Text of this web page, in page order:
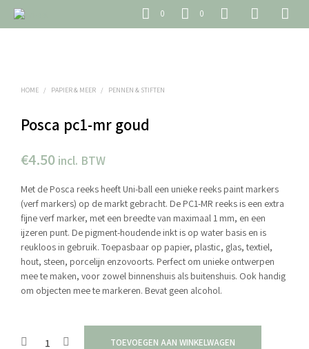
0 0
HOME / PAPIER & MEER / PENNEN & STIFTEN
Posca pc1-mr goud
€4.50 incl. BTW
Met de Posca reeks heeft Uni-ball een unieke reeks paint markers
(verf markers) op de markt gebracht. De PC1-MR reeks is een extra
fijne verf marker, met een breedte van maximaal 1 mm, en een
ijzeren punt. De pigment-houdende inkt is op water basis en is
reukloos in gebruik. Toepasbaar op papier, plastic, glas, textiel,
hout, steen, porcelijn enzovoorts. Perfect om unieke ontwerpen
mee te maken, voor zowel binnenshuis als buitenshuis. Ook handig
om objecten mee te markeren. Bevat geen alcohol.
TOEVOEGEN AAN WINKELWAGEN